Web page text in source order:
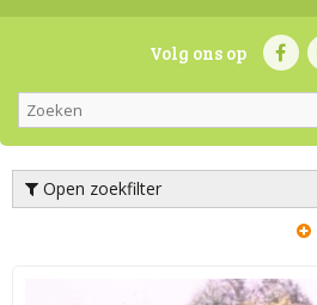
Volg ons op
Open zoekfilter